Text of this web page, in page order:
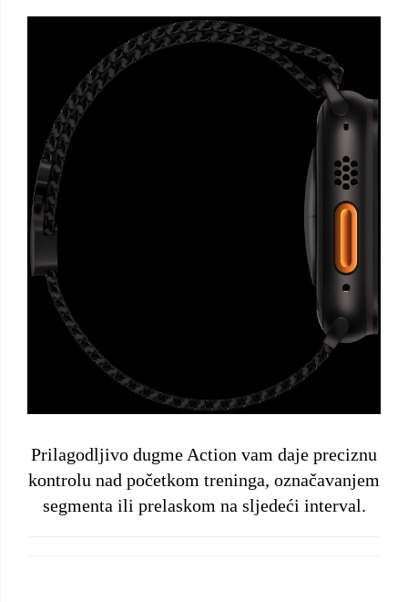
Prilagodljivo dugme Action vam daje preciznu
kontrolu nad početkom treninga, označavanjem
segmenta ili prelaskom na sljedeći interval.